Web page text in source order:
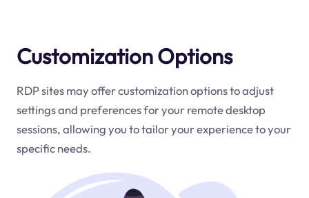
Customization Options
RDP sites may offer customization options to adjust
settings and preferences for your remote desktop
sessions, allowing you to tailor your experience to your
specific needs.